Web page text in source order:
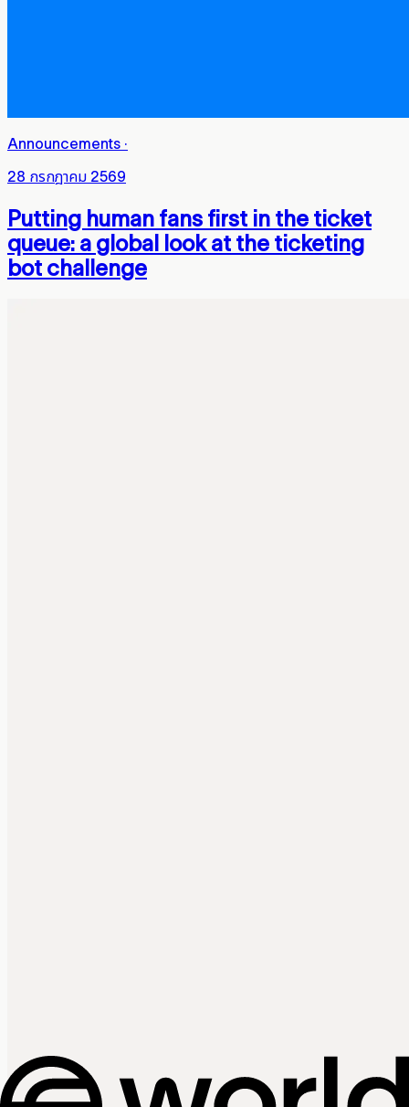
Announcements ·
28 กรกฎาคม 2569
Putting human fans first in the ticket
queue: a global look at the ticketing
bot challenge